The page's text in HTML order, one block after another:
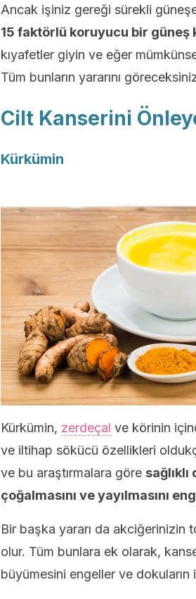
Ancak işiniz gereği sürekli
15 faktörlü koruyucu bir güneş
kıyafetler giyin ve eğer
Tüm bunların yararını
Cilt Kanserini
Kürkümin
Kürkümin, zerdeçal ve körinin
ve iltihap sökücü özellikleri
ve bu araştırmalara göre
çoğalmasını ve yayılmasını
Bir başka yararı da akciğerinizin
olur. Tüm bunlara ek olarak,
büyümesini engeller ve dokuların